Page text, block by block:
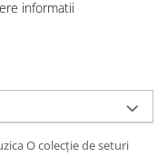
informatii
O colecție de seturi